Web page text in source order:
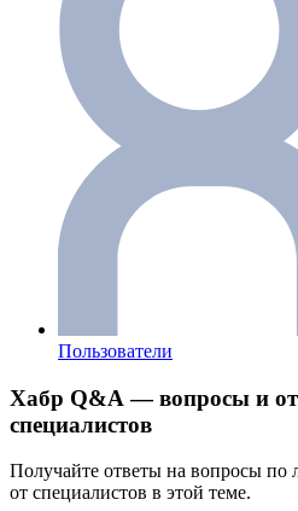
Пользователи
Хабр Q&A — вопросы и
специалистов
Получайте ответы на вопросы по
от специалистов в этой теме.